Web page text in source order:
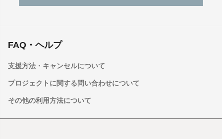
FAQ・ヘルプ
支援方法・キャンセルについて
プロジェクトに関する問い合わせについて
その他の利用方法について